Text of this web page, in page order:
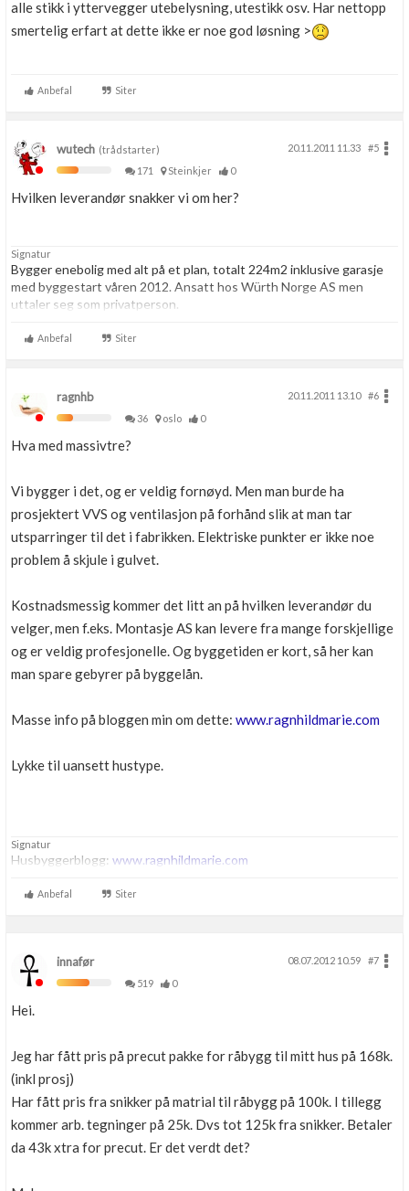
alle stikk i yttervegger utebelysning, utestikk osv. Har nettopp
smertelig erfart at dette ikke er noe god løsning >
Anbefal Siter
wutech (trådstarter) 20.11.2011 11.33
#5
171
Steinkjer 0
Hvilken leverandør snakker vi om her?
Signatur
Bygger enebolig med alt på et plan, totalt 224m2 inklusive garasje
med byggestart våren 2012. Ansatt hos Würth Norge AS men
uttaler seg som privatperson.
Anbefal Siter
ragnhb 20.11.2011 13.10
#6
36
oslo 0
Hva med massivtre?
Vi bygger i det, og er veldig fornøyd. Men man burde ha
prosjektert VVS og ventilasjon på forhånd slik at man tar
utsparringer til det i fabrikken. Elektriske punkter er ikke noe
problem å skjule i gulvet.
Kostnadsmessig kommer det litt an på hvilken leverandør du
velger, men f.eks. Montasje AS kan levere fra mange forskjellige
og er veldig profesjonelle. Og byggetiden er kort, så her kan
man spare gebyrer på byggelån.
Masse info på bloggen min om dette: www.ragnhildmarie.com
Lykke til uansett hustype.
Signatur
Husbyggerblogg: www.ragnhildmarie.com
Anbefal Siter
innafør 08.07.2012 10.59
#7
519
0
Hei.
Jeg har fått pris på precut pakke for råbygg til mitt hus på 168k.
(inkl prosj)
Har fått pris fra snikker på matrial til råbygg på 100k. I tillegg
kommer arb. tegninger på 25k. Dvs tot 125k fra snikker. Betaler
da 43k xtra for precut. Er det verdt det?